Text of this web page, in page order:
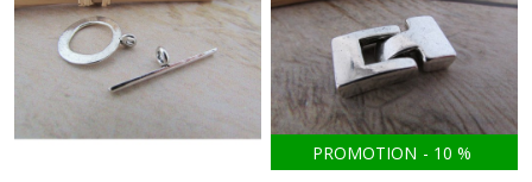
PROMOTION - 10 %